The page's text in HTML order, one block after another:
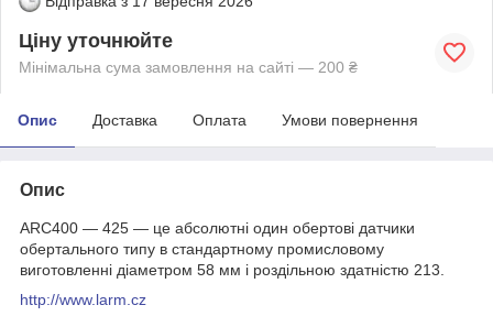
Ціну уточнюйте
Мінімальна сума замовлення на сайті — 200 ₴
Опис Доставка Оплата Умови повернення
Опис
ARC400 — 425 — це абсолютні один обертові датчики
обертального типу в стандартному промисловому
виготовленні діаметром 58 мм і роздільною здатністю 213.
http://www.larm.cz